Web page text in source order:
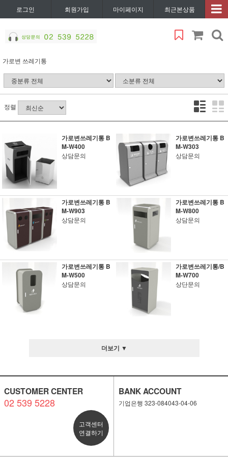
로그인 회원가입 마이페이지 최근본상품
가로변 쓰레기통
정렬
가로변쓰레기통 B
M-W400
상담문의
가로변쓰레기통 B
M-W303
상담문의
가로변쓰레기통 B
M-W903
상담문의
가로변쓰레기통 B
M-W800
상담문의
가로변쓰레기통 B
M-W500
상담문의
가로변쓰레기통/B
M-W700
상단문의
더보기 ▼
CUSTOMER CENTER
02 539 5228
고객센터
연결하기
BANK ACCOUNT
기업은행 323-084043-04-06